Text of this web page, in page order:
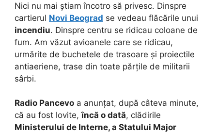
Nici nu mai știam încotro să privesc. Dinspre
cartierul Novi Beograd se vedeau flăcările unui
incendiu. Dinspre centru se ridicau coloane de
fum. Am văzut avioanele care se ridicau,
urmărite de buchetele de trasoare și proiectile
antiaeriene, trase din toate părțile de militarii
sârbi.
Radio Pancevo a anunțat, după câteva minute,
că au fost lovite,încă o dată, clădirile
Ministerului de Interne, a Statului Major